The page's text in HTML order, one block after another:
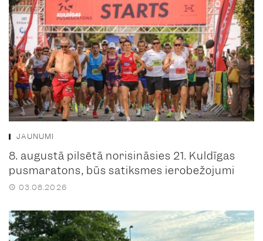
JAUNUMI
8. augustā pilsētā norisināsies 21. Kuldīgas
pusmaratons, būs satiksmes ierobežojumi
03.08.2026